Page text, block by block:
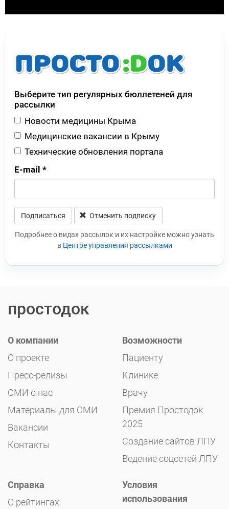
Выберите тип регулярных бюллетеней для
рассылки
Новости медицины Крыма
Медицинские вакансии в Крыму
Технические обновления портала
E-mail *
Подписаться Отменить подписку
Leave this field blank
Подробнее о видах рассылок и их настройке можно узнать
в Центре управления рассылками
простодок
О компании
О проекте
Пресс-релизы
СМИ о нас
Материалы для СМИ
Вакансии
Контакты
Возможности
Пациенту
Клинике
Врачу
Премия Простодок
2025
Создание сайтов ЛПУ
Ведение соцсетей ЛПУ
Справка
О рейтингах
Условия
использования